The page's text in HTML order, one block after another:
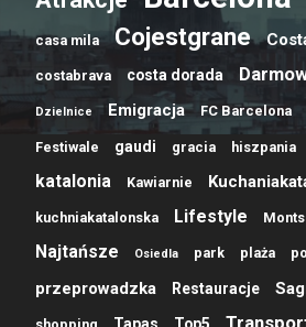
casa mila Cojestgrane
costabrava costa dorada
Dzielnice Emigracja FC Barcelona
Festiwale gaudi gracia hiszpania
katalonia Kawiarnie
kuchniakatalonska Lifestyle
Najtańsze Osiedla park plaża
przeprowadzka Restauracje